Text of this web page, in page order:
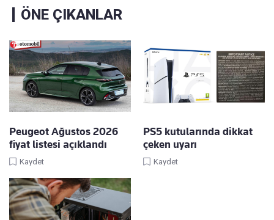
ÖNE ÇIKANLAR
Peugeot Ağustos 2026
fiyat listesi açıklandı
Kaydet
PS5 kutularında dikkat
çeken uyarı
Kaydet